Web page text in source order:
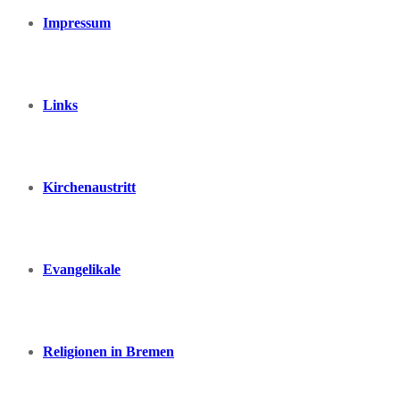
Impressum
Links
Kirchenaustritt
Evangelikale
Religionen in Bremen